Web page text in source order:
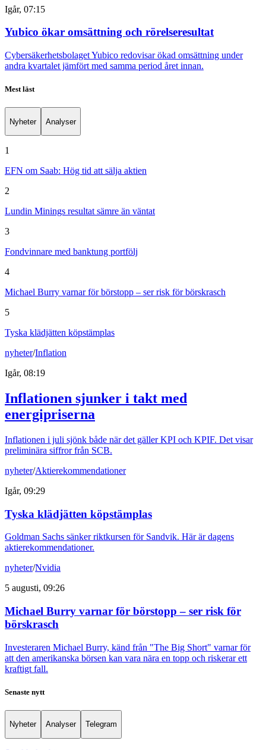
Igår, 07:15
Yubico ökar omsättning och rörelseresultat
Cybersäkerhetsbolaget Yubico redovisar ökad omsättning under
andra kvartalet jämfört med samma period året innan.
Mest läst
Nyheter Analyser
1
EFN om Saab: Hög tid att sälja aktien
2
Lundin Minings resultat sämre än väntat
3
Fondvinnare med banktung portfölj
4
Michael Burry varnar för börstopp – ser risk för börskrasch
5
Tyska klädjätten köpstämplas
nyheter/Inflation
Igår, 08:19
Inflationen sjunker i takt med
energipriserna
Inflationen i juli sjönk både när det gäller KPI och KPIF. Det visar
preliminära siffror från SCB.
nyheter/Aktierekommendationer
Igår, 09:29
Tyska klädjätten köpstämplas
Goldman Sachs sänker riktkursen för Sandvik. Här är dagens
aktierekommendationer.
nyheter/Nvidia
5 augusti, 09:26
Michael Burry varnar för börstopp – ser risk för
börskrasch
Investeraren Michael Burry, känd från "The Big Short" varnar för
att den amerikanska börsen kan vara nära en topp och riskerar ett
kraftigt fall.
Senaste nytt
Nyheter Analyser Telegram